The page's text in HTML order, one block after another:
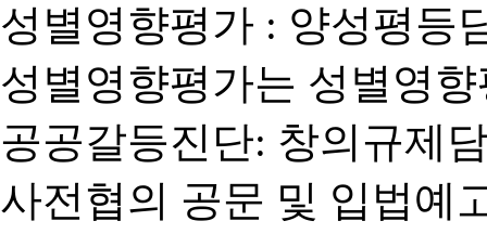
성별영향평가 : 양성평등
성별영향평가는 성별영
공공갈등진단: 창의규제
사전협의 공문 및 입법예